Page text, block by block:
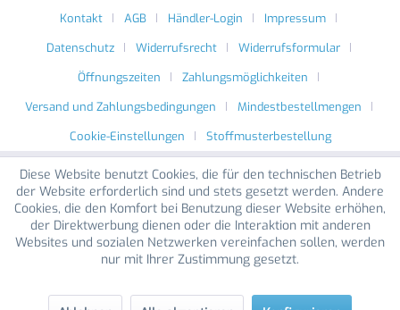
Kontakt AGB Händler-Login
Impressum
Datenschutz
Widerrufsrecht
Widerrufsformular
Öffnungszeiten
Zahlungsmöglichkeiten
Versand und Zahlungsbedingungen
Mindestbestellmengen
Cookie-Einstellungen
Stoffmusterbestellung
Diese Website benutzt Cookies, die für den technischen Betrieb
der Website erforderlich sind und stets gesetzt werden. Andere
Cookies, die den Komfort bei Benutzung dieser Website erhöhen,
der Direktwerbung dienen oder die Interaktion mit anderen
Websites und sozialen Netzwerken vereinfachen sollen, werden
nur mit Ihrer Zustimmung gesetzt.